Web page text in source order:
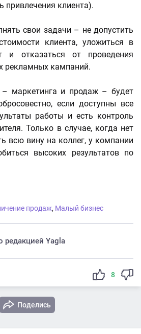
привлечения клиента).
свои задачи – не допустить
клиента, уложиться в
и отказаться от проведения
рекламных кампаний.
маркетинга и продаж – будет
если доступны все
работы и есть контроль
Только в случае, когда нет
всю вину на коллег, у компании
высоких результатов по
продаж, Малый бизнес
редакцией Yagla
8
Поделись